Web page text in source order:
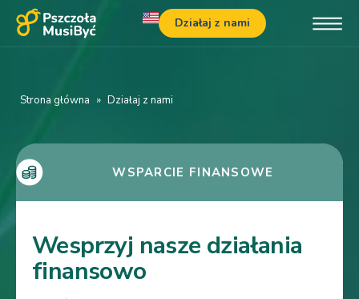
Działaj z nami
Strona główna » Działaj z nami
WSPARCIE FINANSOWE
Wesprzyj nasze działania
finansowo